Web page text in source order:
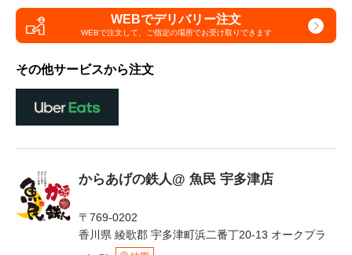
WEBでデリバリー注文
WEBで注文して、 ご指定の場所でお受け取りできます
その他サービスから注文
からあげの鉄人@ 魚民 宇多津店
〒769-0202
香川県 綾歌郡 宇多津町浜二番丁20-13 オークプラ